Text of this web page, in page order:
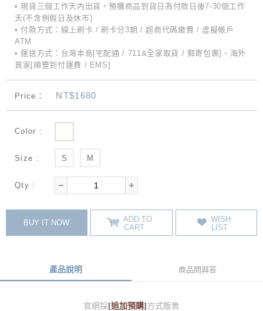
• 現貨三個工作天內出貨，預購商品到貨日為付款日後7-30個工作
天(不含例假日及休市)
• 付款方式：線上刷卡 / 刷卡分3期 / 超商代碼繳費 / 虛擬帳戶
ATM
• 運送方式：台灣本島[宅配通 / 711&全家取貨 / 郵寄包裹]、海外
買家[順豐到付運費 / EMS]
Price： NT$1680
Color :
Size : S M
Qty :
BUY IT NOW
ADD TO
CART
WISH
LIST
產品說明 商品問與答
官網採[追加預購]方式販售